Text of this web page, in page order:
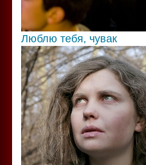
Люблю тебя, чувак